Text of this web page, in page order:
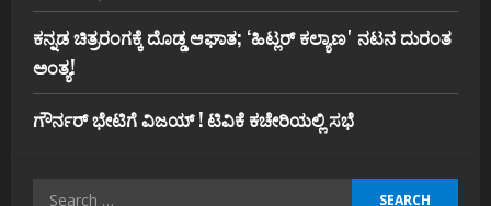
ಕನ್ನಡ ಚಿತ್ರರಂಗಕ್ಕೆ ದೊಡ್ಡ ಆಘಾತ; ʻಹಿಟ್ಲರ್ ಕಲ್ಯಾಣʼ ನಟನ ದುರಂತ
ಅಂತ್ಯ!
ಗೌರ್ನರ್‌ ಭೇಟಿಗೆ ವಿಜಯ್‌ ! ಟಿವಿಕೆ ಕಚೇರಿಯಲ್ಲಿ ಸಭೆ
Search